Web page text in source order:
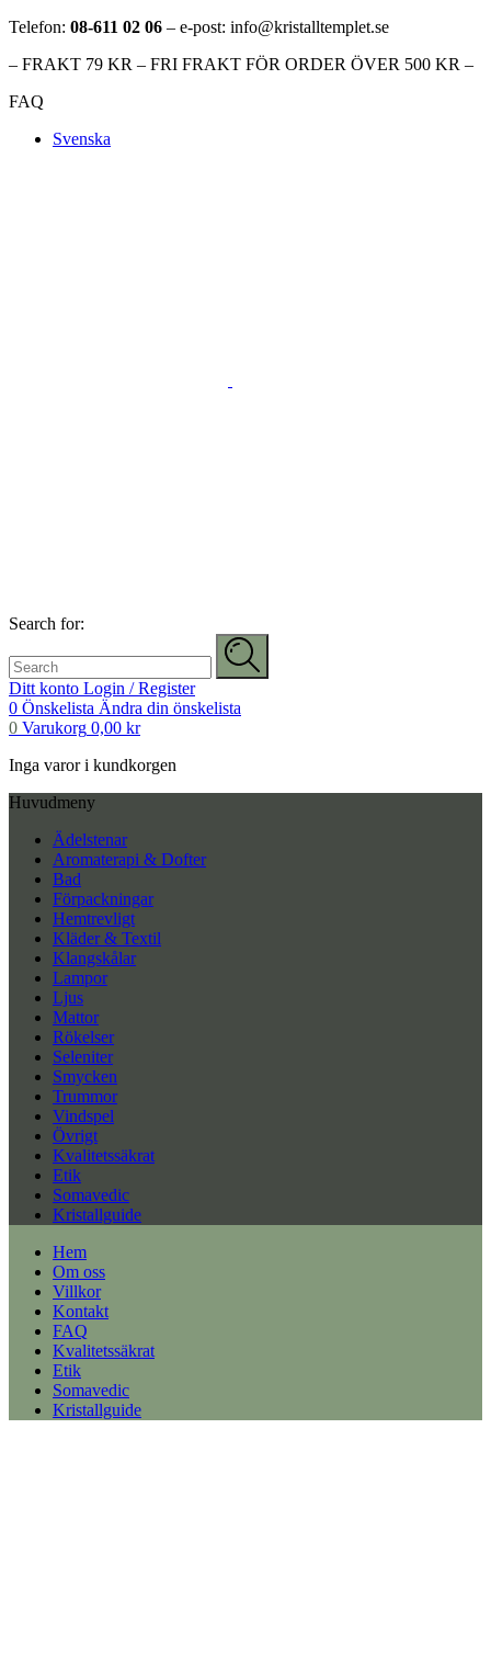
Telefon: 08-611 02 06 – e-post: info@kristalltemplet.se
– FRAKT 79 KR – FRI FRAKT FÖR ORDER ÖVER 500 KR –
FAQ
Svenska
Search for:
Ditt konto Login / Register
0 Önskelista Ändra din önskelista
0 Varukorg 0,00 kr
Inga varor i kundkorgen
Huvudmeny
Ädelstenar
Aromaterapi & Dofter
Bad
Förpackningar
Hemtrevligt
Kläder & Textil
Klangskålar
Lampor
Ljus
Mattor
Rökelser
Seleniter
Smycken
Trummor
Vindspel
Övrigt
Kvalitetssäkrat
Etik
Somavedic
Kristallguide
Hem
Om oss
Villkor
Kontakt
FAQ
Kvalitetssäkrat
Etik
Somavedic
Kristallguide